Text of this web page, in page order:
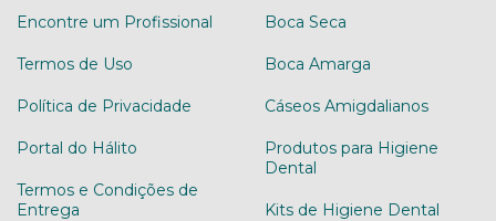
Encontre um Profissional
Termos de Uso
Política de Privacidade
Portal do Hálito
Termos e Condições de
Entrega
Boca Seca
Boca Amarga
Cáseos Amigdalianos
Produtos para Higiene
Dental
Kits de Higiene Dental